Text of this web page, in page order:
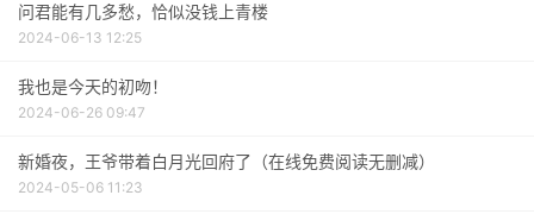
问君能有几多愁，恰似没钱上青楼
2024-06-13 12:25
我也是今天的初吻！
2024-06-26 09:47
新婚夜，王爷带着白月光回府了（在线免费阅读无删减）
2024-05-06 11:23